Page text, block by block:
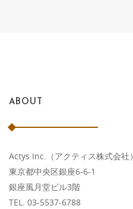
ABOUT
Actys Inc.（アクティス株式会社）
東京都中央区銀座6-6-1
銀座風月堂ビル3階
TEL. 03-5537-6788